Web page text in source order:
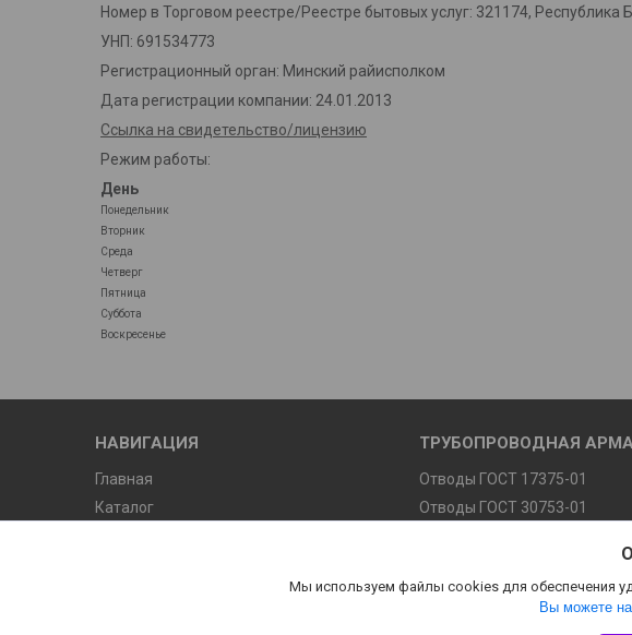
Номер в Торговом реестре/Реестре бытовых услуг: 321174, Республика
УНП: 691534773
Регистрационный орган: Минский райисполком
Дата регистрации компании: 24.01.2013
Ссылка на свидетельство/лицензию
Режим работы:
День
Понедельник
Вторник
Среда
Четверг
Пятница
Суббота
Воскресенье
НАВИГАЦИЯ
Главная
Каталог
ТРУБОПРОВОДНАЯ
Отводы ГОСТ 17375-01
Отводы ГОСТ 30753-01
Мы используем файлы cookies для обеспечения
Вы можете